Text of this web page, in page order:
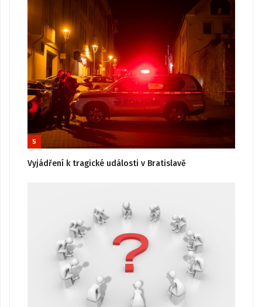
5
Vyjádření k tragické události v Bratislavě